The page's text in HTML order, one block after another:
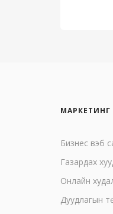
МАРКЕТИНГ
Бизнес вэб
Газардах
Онлайн
Дуудлагын